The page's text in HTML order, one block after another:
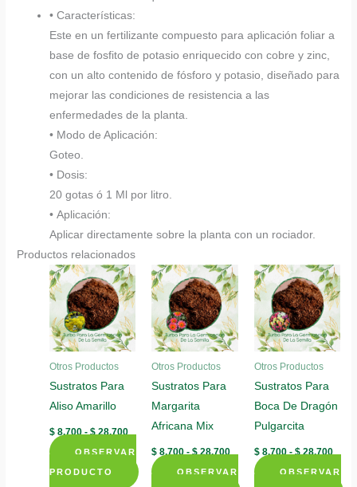
• Características:
Este en un fertilizante compuesto para aplicación foliar a
base de fosfito de potasio enriquecido con cobre y zinc,
con un alto contenido de fósforo y potasio, diseñado para
mejorar las condiciones de resistencia a las
enfermedades de la planta.
• Modo de Aplicación:
Goteo.
• Dosis:
20 gotas ó 1 Ml por litro.
• Aplicación:
Aplicar directamente sobre la planta con un rociador.
Productos relacionados
Otros Productos
Sustratos Para
Aliso Amarillo
$ 8.700 - $28.700 Rango
precios:
desde
$ 8.700
OBSERVAR
PRODUCTO
Otros Productos
Sustratos Para
Margarita
Africana Mix
$ 8.700 - $28.700 Rango
precios:
OBSERVAR
Otros Productos
Sustratos Para
Boca De Dragón
Pulgarcita
$8.700 - $28.700
OBSERVAR